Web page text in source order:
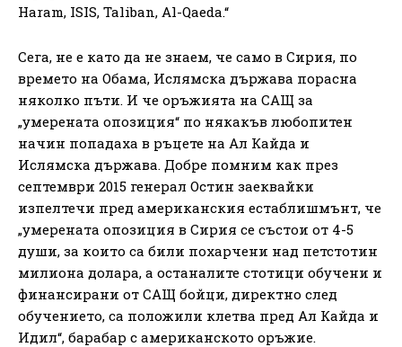
Haram, ISIS, Taliban, Al-Qaeda.“
Сега, не е като да не знаем, че само в Сирия, по
времето на Обама, Ислямска държава порасна
няколко пъти. И че оръжията на САЩ за
„умерената опозиция“ по някакъв любопитен
начин попадаха в ръцете на Ал Кайда и
Ислямска държава. Добре помним как през
септември 2015 генерал Остин заеквайки
изпелтечи пред американския естаблишмънт, че
„умерената опозиция в Сирия се състои от 4-5
души, за които са били похарчени над петстотин
милиона долара, а останалите стотици обучени и
финансирани от САЩ бойци, директно след
обучението, са положили клетва пред Ал Кайда и
Идил“, барабар с американското оръжие.